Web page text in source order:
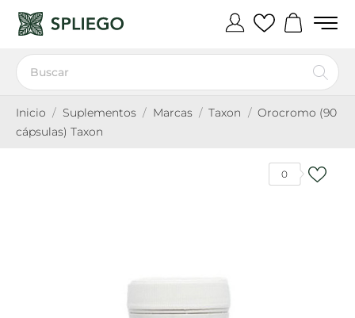
Inicio Suplementos Marcas Taxon
Orocromo (90
cápsulas) Taxon
0